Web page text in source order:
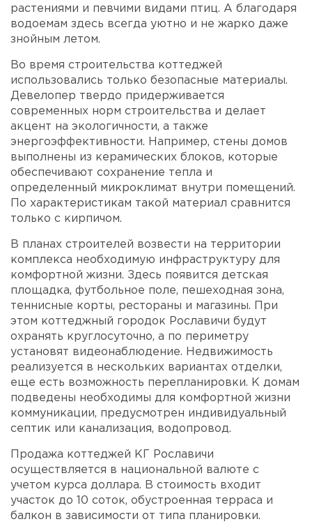
растениями и певчими видами птиц. А благодаря
водоемам здесь всегда уютно и не жарко даже
знойным летом.
Во время строительства коттеджей
использовались только безопасные материалы.
Девелопер твердо придерживается
современных норм строительства и делает
акцент на экологичности, а также
энергоэффективности. Например, стены домов
выполнены из керамических блоков, которые
обеспечивают сохранение тепла и
определенный микроклимат внутри помещений.
По характеристикам такой материал сравнится
только с кирпичом.
В планах строителей возвести на территории
комплекса необходимую инфраструктуру для
комфортной жизни. Здесь появится детская
площадка, футбольное поле, пешеходная зона,
теннисные корты, рестораны и магазины. При
этом коттеджный городок Рославичи будут
охранять круглосуточно, а по периметру
установят видеонаблюдение. Недвижимость
реализуется в нескольких вариантах отделки,
еще есть возможность перепланировки. К домам
подведены необходимы для комфортной жизни
коммуникации, предусмотрен индивидуальный
септик или канализация, водопровод.
Продажа коттеджей КГ Рославичи
осуществляется в национальной валюте с
учетом курса доллара. В стоимость входит
участок до 10 соток, обустроенная терраса и
балкон в зависимости от типа планировки.